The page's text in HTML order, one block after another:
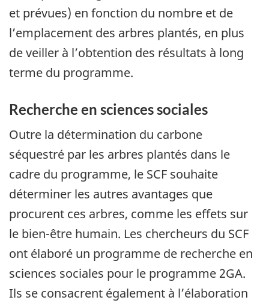
et prévues) en fonction du nombre et de
l’emplacement des arbres plantés, en plus
de veiller à l’obtention des résultats à long
terme du programme.
Recherche en sciences sociales
Outre la détermination du carbone
séquestré par les arbres plantés dans le
cadre du programme, le SCF souhaite
déterminer les autres avantages que
procurent ces arbres, comme les effets sur
le bien-être humain. Les chercheurs du SCF
ont élaboré un programme de recherche en
sciences sociales pour le programme 2GA.
Ils se consacrent également à l’élaboration